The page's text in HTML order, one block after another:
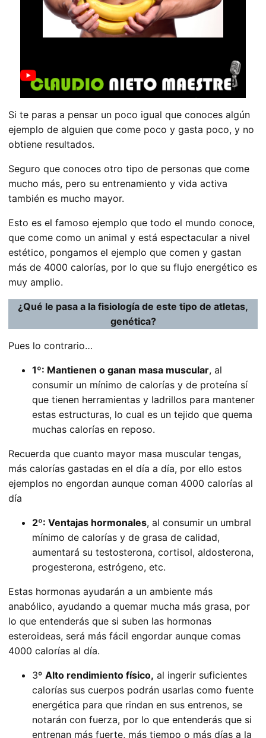
Si te paras a pensar un poco igual que conoces algún
ejemplo de alguien que come poco y gasta poco, y no
obtiene resultados.
Seguro que conoces otro tipo de personas que come
mucho más, pero su entrenamiento y vida activa
también es mucho mayor.
Esto es el famoso ejemplo que todo el mundo conoce,
que come como un animal y está espectacular a nivel
estético, pongamos el ejemplo que comen y gastan
más de 4000 calorías, por lo que su flujo energético es
muy amplio.
¿Qué le pasa a la fisiología de este tipo de atletas,
genética?
Pues lo contrario…
1º: Mantienen o ganan masa muscular, al
consumir un mínimo de calorías y de proteína sí
que tienen herramientas y ladrillos para mantener
estas estructuras, lo cual es un tejido que quema
muchas calorías en reposo.
Recuerda que cuanto mayor masa muscular tengas,
más calorías gastadas en el día a día, por ello estos
ejemplos no engordan aunque coman 4000 calorías al
día
2º: Ventajas hormonales, al consumir un umbral
mínimo de calorías y de grasa de calidad,
aumentará su testosterona, cortisol, aldosterona,
progesterona, estrógeno, etc.
Estas hormonas ayudarán a un ambiente más
anabólico, ayudando a quemar mucha más grasa, por
lo que entenderás que si suben las hormonas
esteroideas, será más fácil engordar aunque comas
4000 calorías al día.
3º Alto rendimiento físico, al ingerir suficientes
calorías sus cuerpos podrán usarlas como fuente
energética para que rindan en sus entrenos, se
notarán con fuerza, por lo que entenderás que si
entrenan más fuerte, más tiempo o más días a la